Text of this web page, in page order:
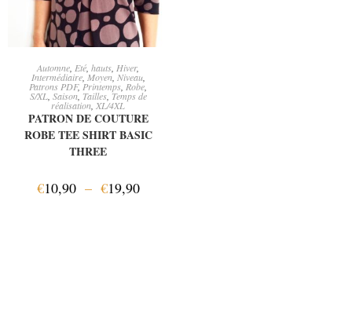
CHOIX DES OPTIONS
Automne Eté hauts Hiver,
Intermédiaire,Moyen, Niveau,
Patrons PDF, Printemps Robe
S/XL, Saison, Tailles, Temps de
réalisation XL/4XL
PATRON DE COUTURE
ROBE TEE SHIRT BASIC
THREE
€10,90 – €19,90